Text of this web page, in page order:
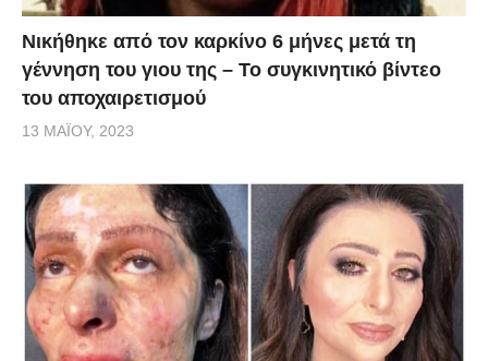
Νικήθηκε από τον καρκίνο 6 μήνες μετά τη
γέννηση του γιου της – Το συγκινητικό βίντεο
του αποχαιρετισμού
13 ΜΑΪ́ΟΥ, 2023